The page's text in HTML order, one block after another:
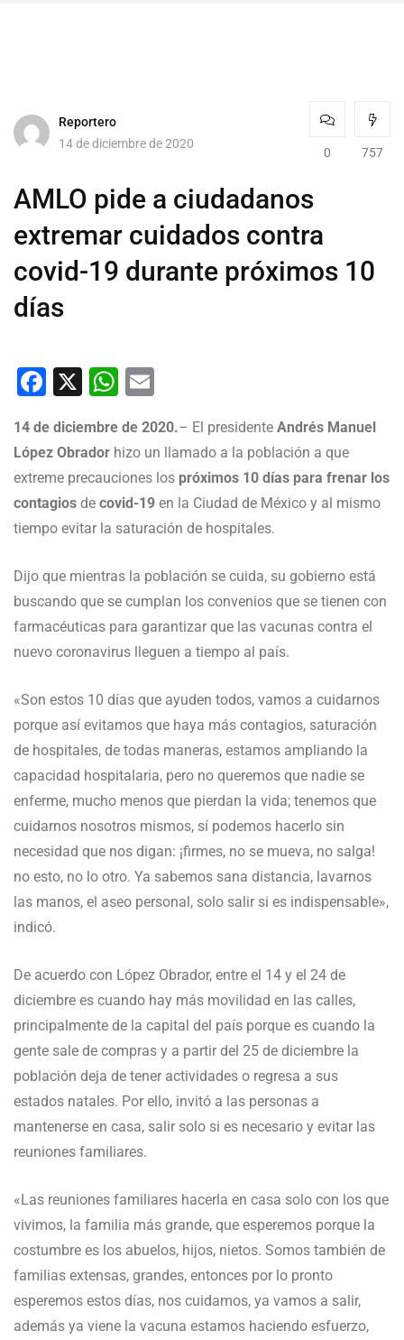
Reportero
14 de diciembre de 2020
0 757
AMLO pide a ciudadanos
extremar cuidados contra
covid-19 durante próximos 10
días
Facebook
X WhatsApp
14 de diciembre de 2020.– El presidente Andrés Manuel
López Obrador hizo un llamado a la población a que
extreme precauciones los próximos 10 días para frenar los
contagios de covid-19 en la Ciudad de México y al mismo
tiempo evitar la saturación de hospitales.
Dijo que mientras la población se cuida, su gobierno está
buscando que se cumplan los convenios que se tienen con
farmacéuticas para garantizar que las vacunas contra el
nuevo coronavirus lleguen a tiempo al país.
«Son estos 10 días que ayuden todos, vamos a cuidarnos
porque así evitamos que haya más contagios, saturación
de hospitales, de todas maneras, estamos ampliando la
capacidad hospitalaria, pero no queremos que nadie se
enferme, mucho menos que pierdan la vida; tenemos que
cuidarnos nosotros mismos, sí podemos hacerlo sin
necesidad que nos digan: ¡firmes, no se mueva, no salga!
no esto, no lo otro. Ya sabemos sana distancia, lavarnos
las manos, el aseo personal, solo salir si es indispensable»,
indicó.
De acuerdo con López Obrador, entre el 14 y el 24 de
diciembre es cuando hay más movilidad en las calles,
principalmente de la capital del país porque es cuando la
gente sale de compras y a partir del 25 de diciembre la
población deja de tener actividades o regresa a sus
estados natales. Por ello, invitó a las personas a
mantenerse en casa, salir solo si es necesario y evitar las
reuniones familiares.
«Las reuniones familiares hacerla en casa solo con los que
vivimos, la familia más grande, que esperemos porque la
costumbre es los abuelos, hijos, nietos. Somos también de
familias extensas, grandes, entonces por lo pronto
esperemos estos días, nos cuidamos, ya vamos a salir,
además ya viene la vacuna estamos haciendo esfuerzo,